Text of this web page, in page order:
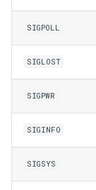
SIGPOLL
SIGLOST
SIGPWR
SIGINFO
SIGSYS